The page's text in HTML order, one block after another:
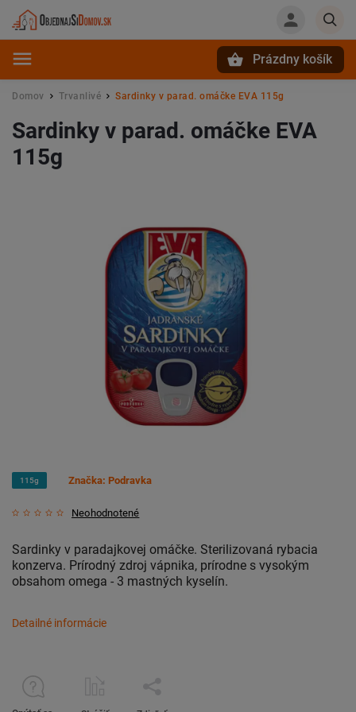
Prázdny košík
Domov / Trvanlivé / Sardinky v parad. omáčke EVA 115g
Sardinky v parad. omáčke EVA
115g
115g
Neohodnotené
Značka: Podravka
Sardinky v paradajkovej omáčke. Sterilizovaná rybacia
konzerva. Prírodný zdroj vápnika, prírodne s vysokým
obsahom omega - 3 mastných kyselín.
Detailné informácie